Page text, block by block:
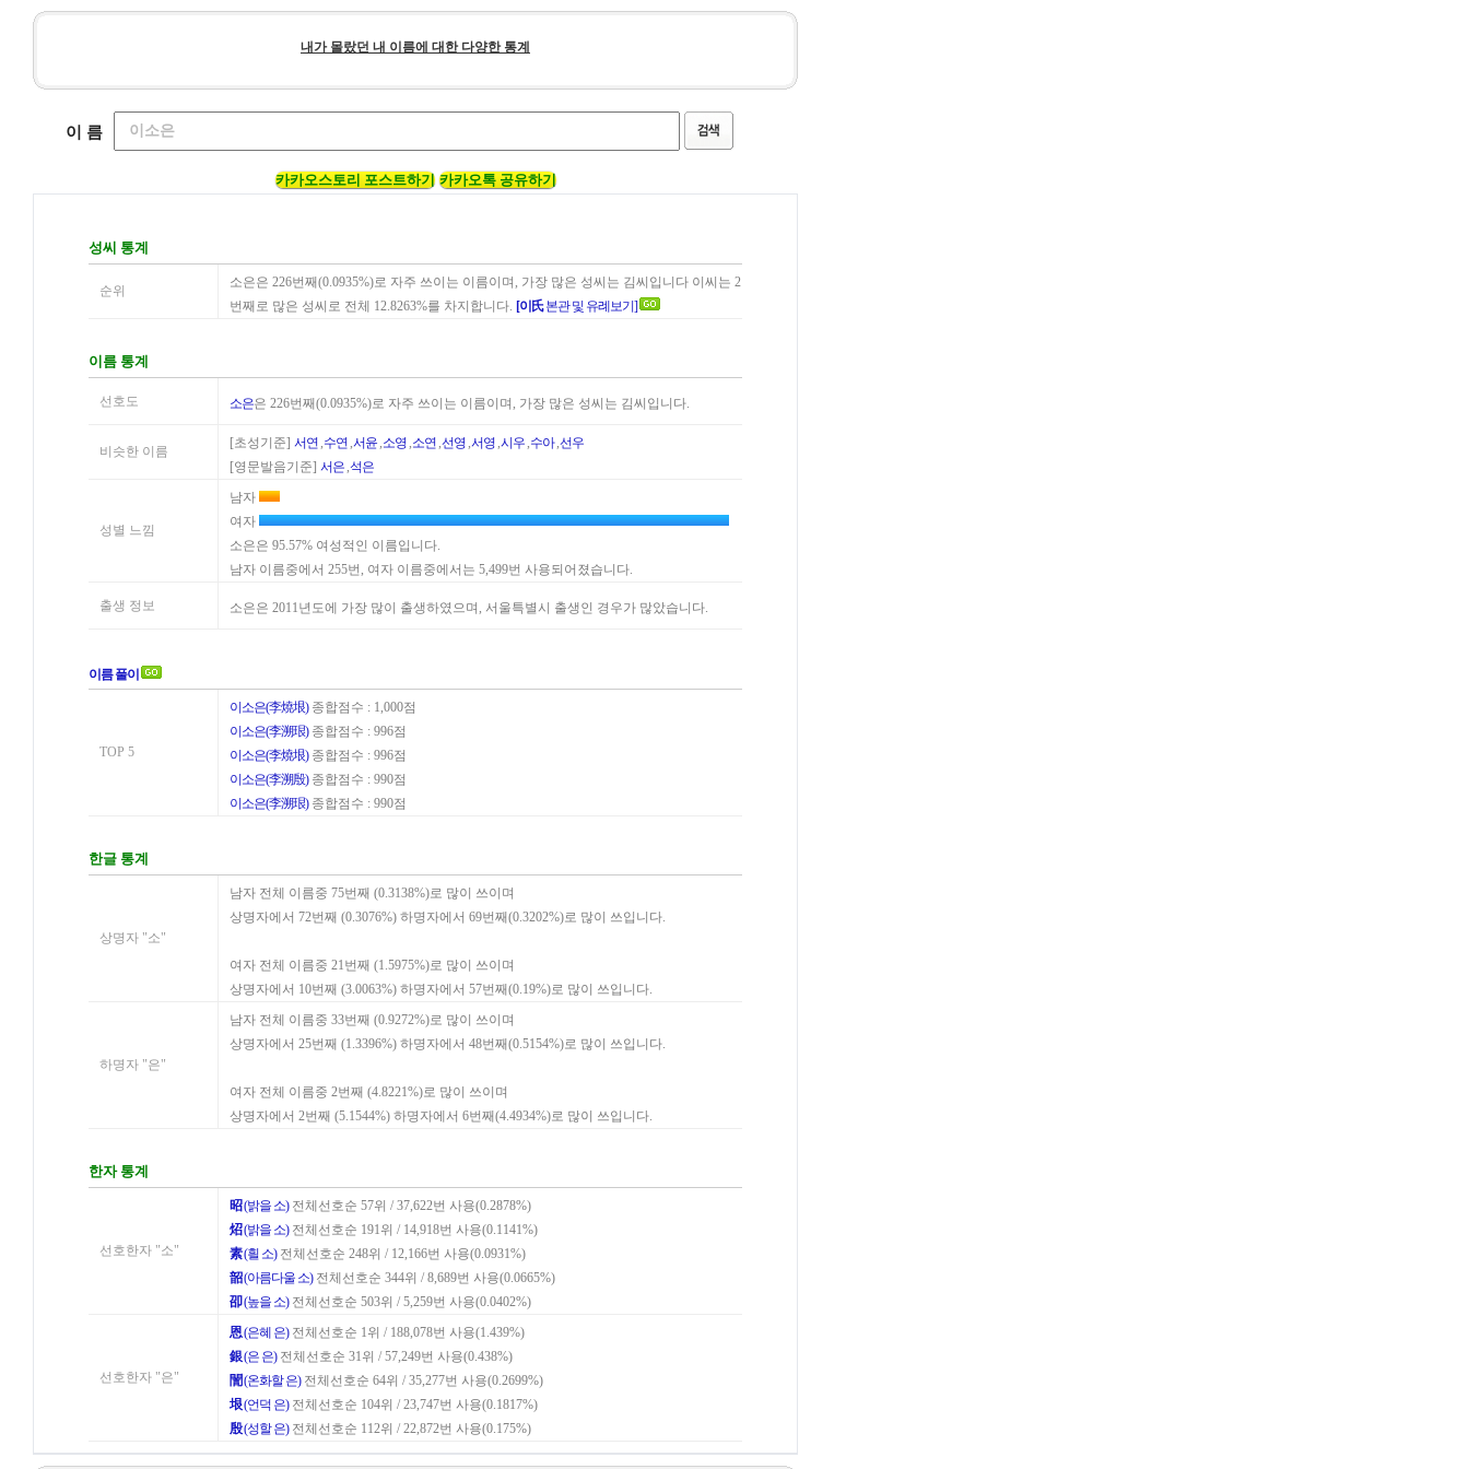
내가 몰랐던 내 이름에 대한 다양한 통계
이 름
카카오스토리 포스트하기 카카오톡 공유하기
성씨 통계
순위
소은은 226번째(0.0935%)로 자주 쓰이는 이름이며, 가장 많은 성씨는 김씨입니다 이씨는 2
번째로 많은 성씨로 전체 12.8263%를 차지합니다. [이氏본관 및 유례보기]
이름 통계
선호도 소은은 226번째(0.0935%)로 자주 쓰이는 이름이며, 가장 많은 성씨는 김씨입니다.
비슷한 이름
[초성기준] 서연 ,수연 ,서윤,소영,소연 ,선영,서영,시우,수아,선우
[영문발음기준] 서은,석은
성별 느낌
남자
여자
소은은 95.57% 여성적인 이름입니다.
남자 이름중에서 255번, 여자 이름중에서는 5,499번 사용되어졌습니다.
출생 정보 소은은 2011년도에 가장 많이 출생하였으며, 서울특별시 출생인 경우가 많았습니다.
이름 풀이
TOP 5
이소은(李燒垠)종합점수 : 1,000점
이소은(李溯珢)종합점수 : 996점
이소은(李燒垠)종합점수 : 996점
이소은(李溯殷)종합점수 : 990점
이소은(李溯珢)종합점수 : 990점
한글 통계
상명자 "소"
남자 전체 이름중 75번째 (0.3138%)로 많이 쓰이며
상명자에서 72번째 (0.3076%) 하명자에서 69번째(0.3202%)로 많이 쓰입니다.
여자 전체 이름중 21번째 (1.5975%)로 많이 쓰이며
상명자에서 10번째 (3.0063%) 하명자에서 57번째(0.19%)로 많이 쓰입니다.
하명자 "은"
남자 전체 이름중 33번째 (0.9272%)로 많이 쓰이며
상명자에서 25번째 (1.3396%) 하명자에서 48번째(0.5154%)로 많이 쓰입니다.
여자 전체 이름중 2번째 (4.8221%)로 많이 쓰이며
상명자에서 2번째 (5.1544%) 하명자에서 6번째(4.4934%)로 많이 쓰입니다.
한자 통계
선호한자 "소"
昭(밝을 소)전체선호순 57위 / 37,622번 사용(0.2878%)
炤(밝을 소)전체선호순 191위 / 14,918번 사용(0.1141%)
素(흴 소)전체선호순 248위 / 12,166번 사용(0.0931%)
韶(아름다울 소)전체선호순 344위 / 8,689번 사용(0.0665%)
卲(높을 소)전체선호순 503위 / 5,259번 사용(0.0402%)
선호한자 "은"
恩(은혜 은)전체선호순 1위 / 188,078번 사용(1.439%)
銀(은 은)전체선호순 31위 / 57,249번 사용(0.438%)
誾(온화할 은)전체선호순 64위 / 35,277번 사용(0.2699%)
垠(언덕 은)전체선호순 104위 / 23,747번 사용(0.1817%)
殷(성할 은)전체선호순 112위 / 22,872번 사용(0.175%)